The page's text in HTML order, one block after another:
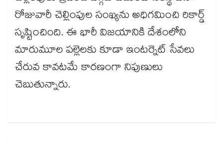
రోజువారీ చెల్లింపుల సంఖ్యను అధిగమించి రికార్డ్
సృష్టించింది. ఈ భారీ విజయానికి దేశంలోని
మారుమూల పల్లెలకు కూడా ఇంటర్నెట్ సేవలు
చేరువ కావటమే కారణంగా నిపుణులు
చెబుతున్నారు.